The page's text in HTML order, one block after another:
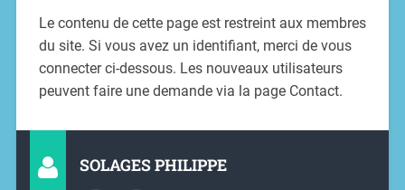
Le contenu de cette page est restreint aux membres
du site. Si vous avez un identifiant, merci de vous
connecter ci-dessous. Les nouveaux utilisateurs
peuvent faire une demande via la page Contact.
SOLAGES PHILIPPE